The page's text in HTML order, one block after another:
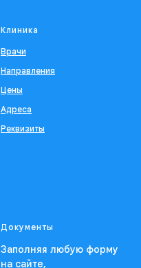
Клиника
Врачи
Направления
Цены
Адреса
Реквизиты
Документы
Заполняя любую форму
на сайте,